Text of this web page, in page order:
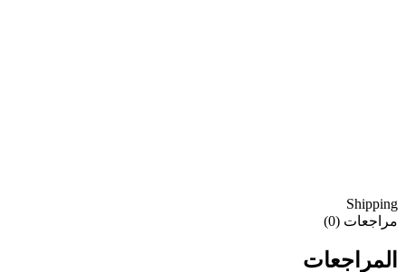
Shipping
مراجعات (0)
المراجعات